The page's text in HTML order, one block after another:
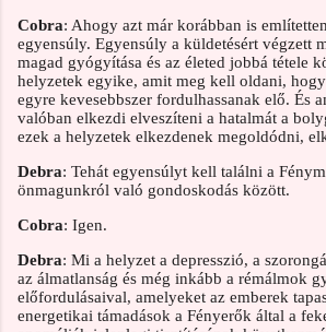
Cobra: Ahogy azt már korábban is
egyensúly. Egyensúly a küldetésért végzett
magad gyógyítása és az életed jobbá tétele
helyzetek egyike, amit meg kell oldani,
egyre kevesebbszer fordulhassanak elő. És
valóban elkezdi elveszíteni a hatalmát a
ezek a helyzetek elkezdenek megoldódni,
Debra: Tehát egyensúlyt kell találni a
önmagunkról való gondoskodás között.
Cobra: Igen.
Debra: Mi a helyzet a depresszió, a
az álmatlanság és még inkább a rémálmok
előfordulásaival, amelyeket az emberek
energetikai támadások a Fényerők által a